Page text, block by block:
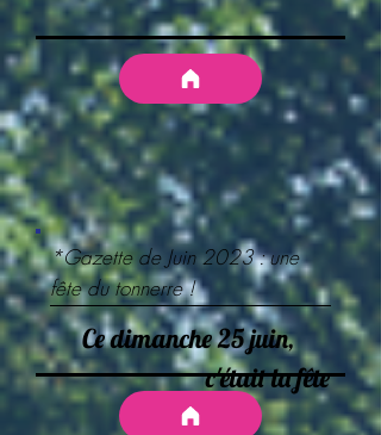
*Gazette de Juin 2023 : une
fête du tonnerre !
Ce dimanche 25 juin,
c'était la fête
au club !